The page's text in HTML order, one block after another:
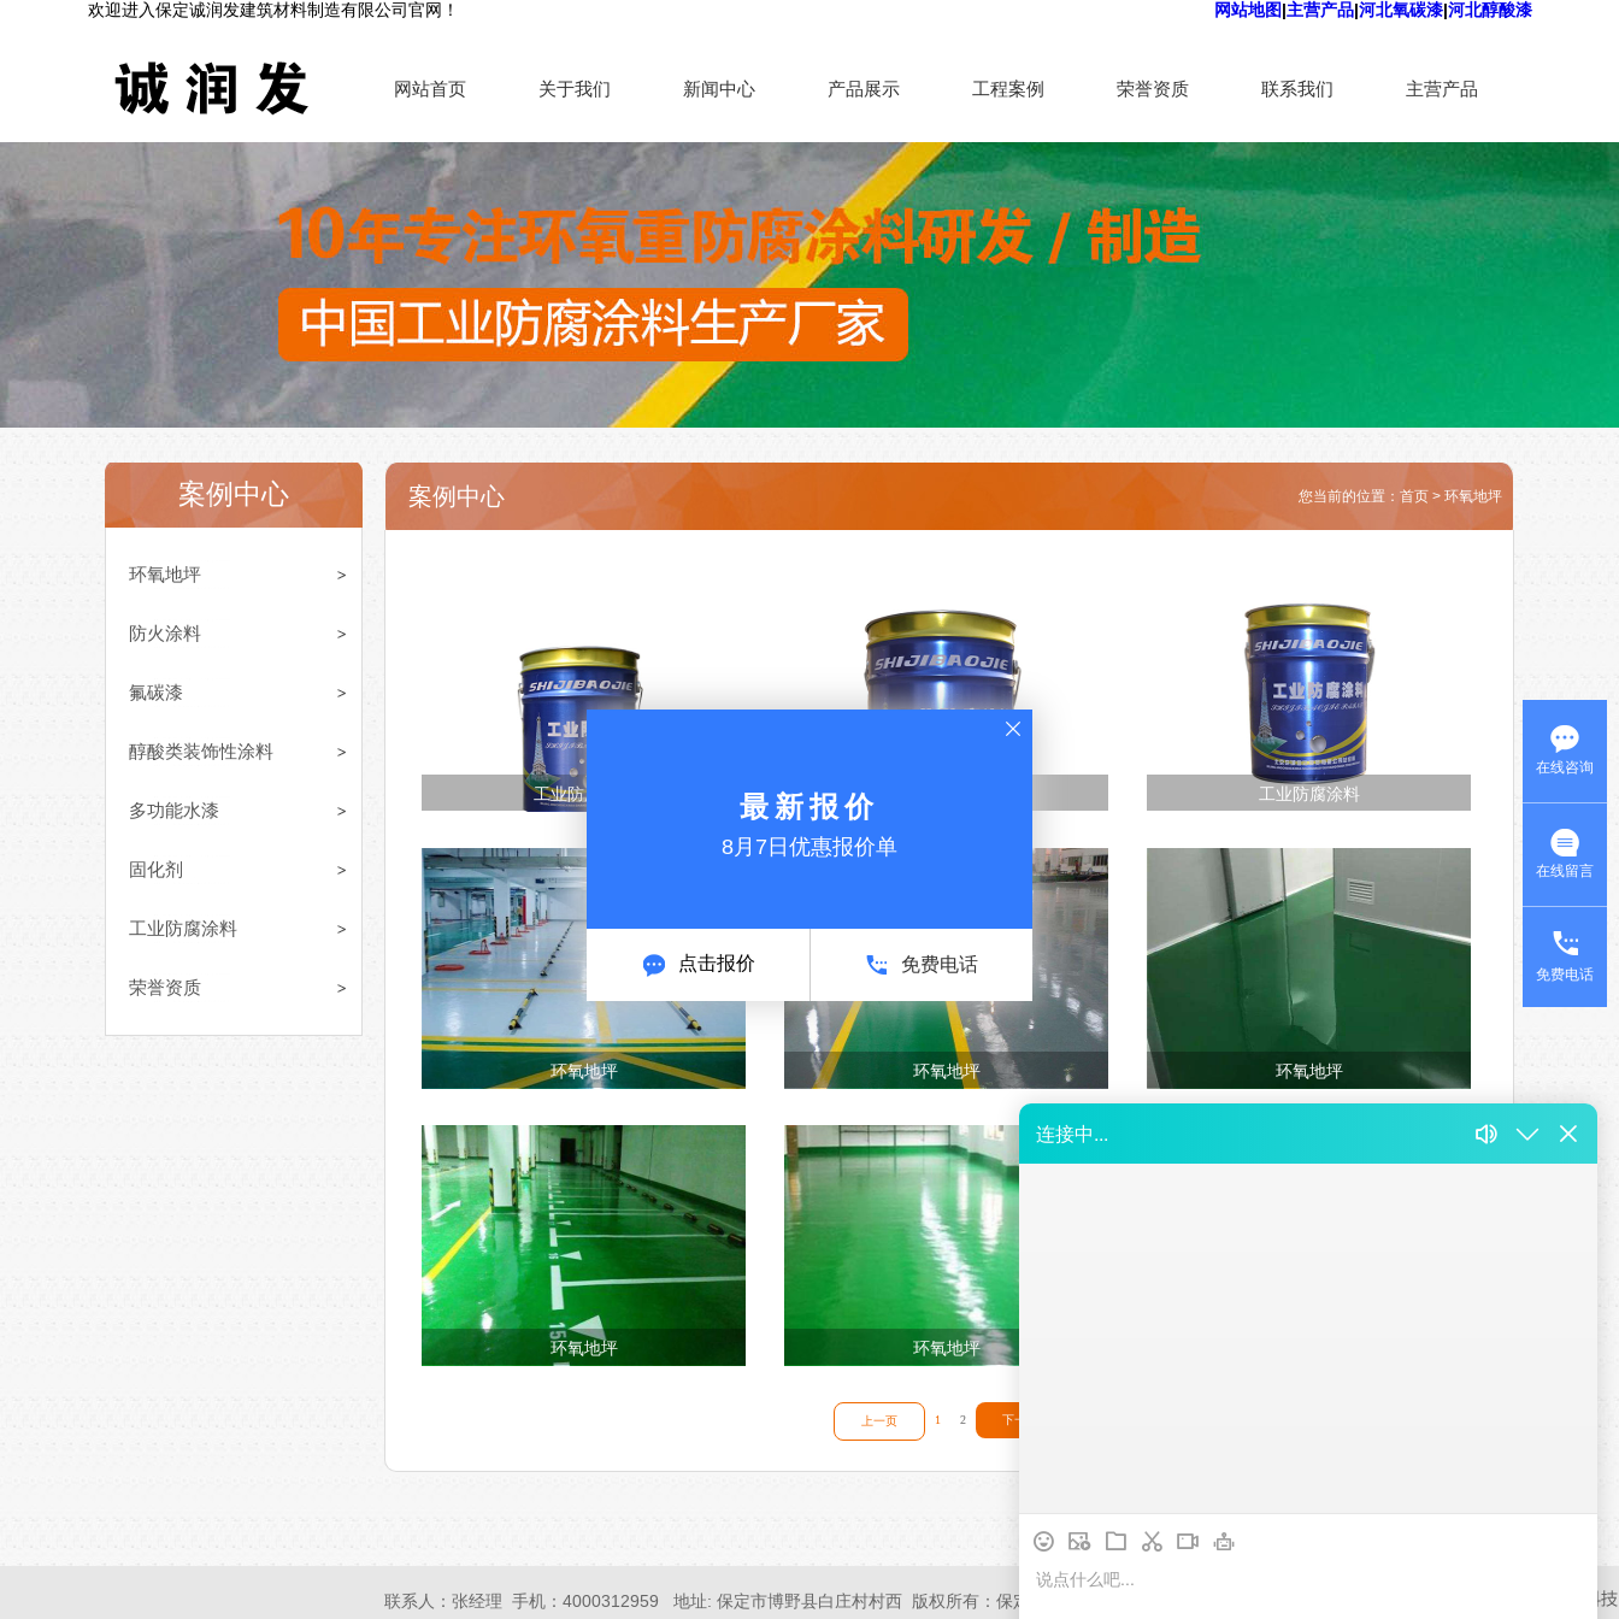
欢迎进入保定诚润发建筑材料制造有限公司官网！ 网站地图|主营产品|河北氧碳漆|河北醇酸漆
网站首页 关于我们 新闻中心 产品展示 工程案例 荣誉资质 联系我们 主营产品
案例中心
环氧地坪
防火涂料
氟碳漆
醇酸类装饰性涂料
多功能水漆
固化剂
工业防腐涂料
荣誉资质
案例中心 您当前的位置： 首页 > 环氧地坪
工业防腐涂料 工业防腐涂料
环氧地坪 环氧地坪 环氧地坪
环氧地坪 环氧地坪
上一页 1 2 下一页
联系人：张经理 手机：4000312959 地址: 保定市博野县白庄村村西 版权所有：保定诚润发建筑材料制造有限公司
在线咨询
在线留言
免费电话
最新报价
8月7日优惠报价单
点击报价 免费电话